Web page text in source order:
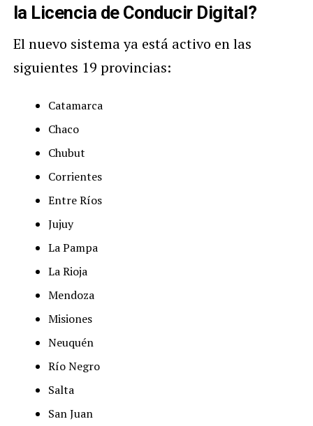
la Licencia de Conducir Digital?
El nuevo sistema ya está activo en las
siguientes 19 provincias:
Catamarca
Chaco
Chubut
Corrientes
Entre Ríos
Jujuy
La Pampa
La Rioja
Mendoza
Misiones
Neuquén
Río Negro
Salta
San Juan